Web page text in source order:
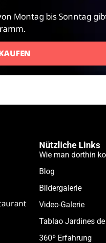
Montag bis Sonntag
Nützliche Links
Wie man dorthin
Blog
Bildergalerie
Video-Galerie
Tablao Jardines
360º Erfahrung